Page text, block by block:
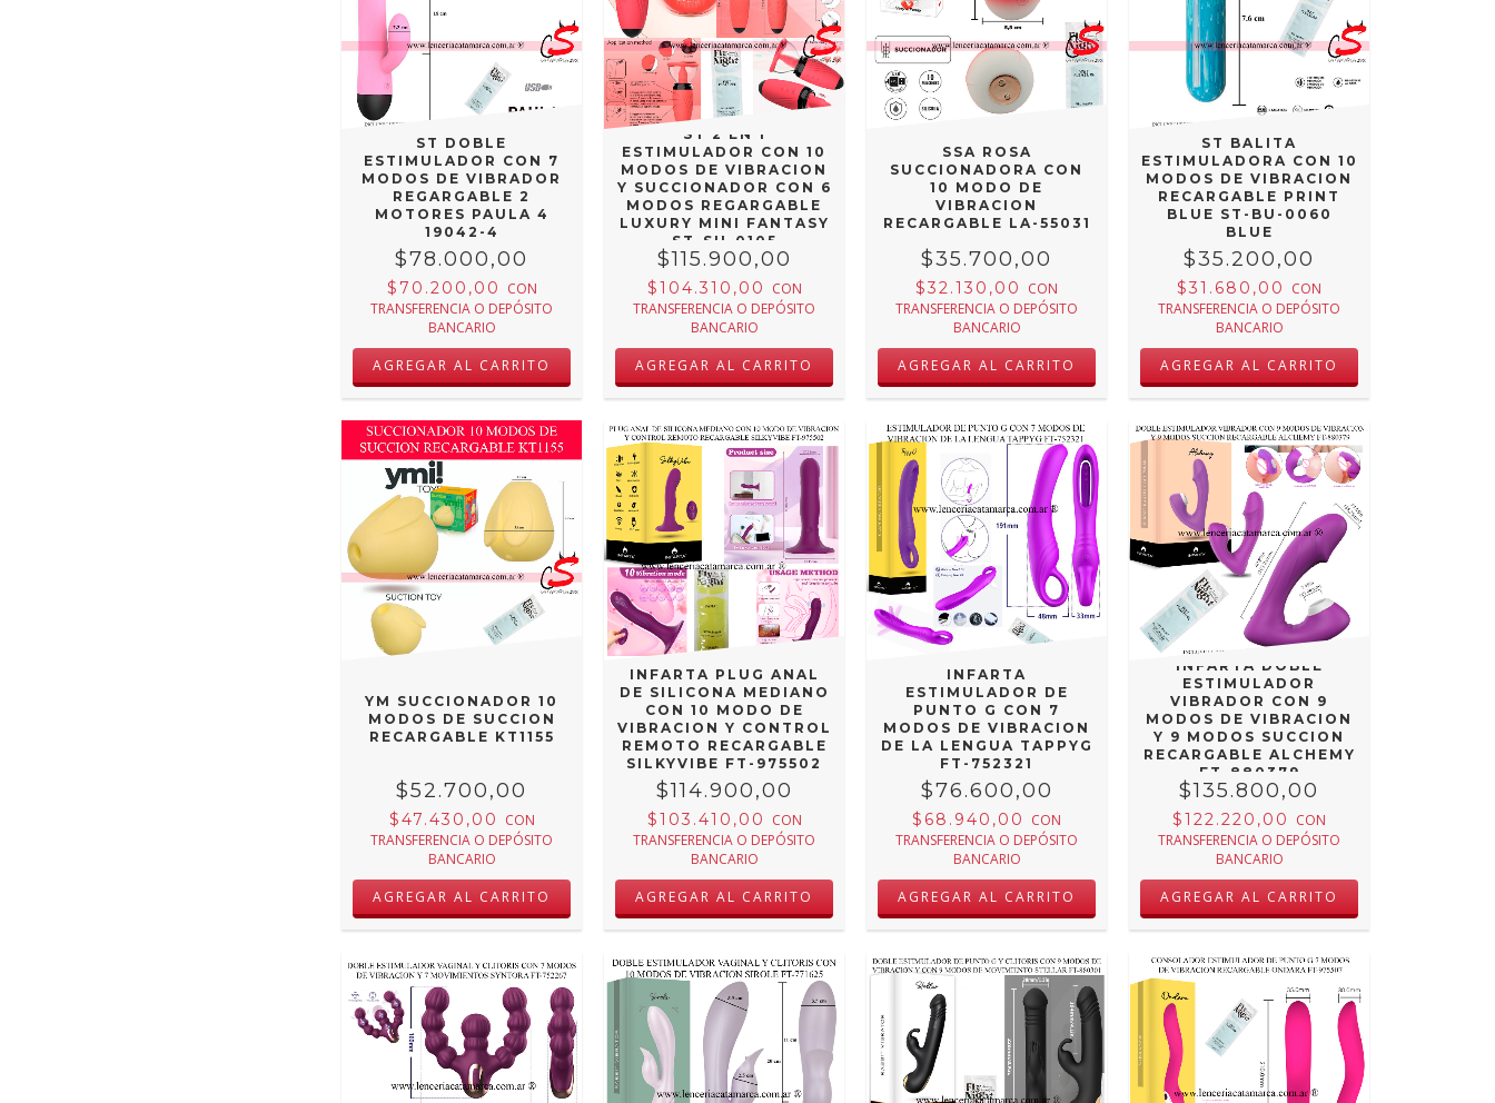
ST DOBLE
ESTIMULADOR CON 7
MODOS DE VIBRADOR
REGARGABLE 2
MOTORES PAULA 4
19042-4
$78.000,00
$70.200,00 CON
TRANSFERENCIA O DEPÓSITO
BANCARIO
ST 2 EN 1
ESTIMULADOR CON 10
MODOS DE VIBRACION
Y SUCCIONADOR CON 6
MODOS REGARGABLE
LUXURY MINI FANTASY
ST-SU-0105
$115.900,00
$104.310,00 CON
TRANSFERENCIA O DEPÓSITO
BANCARIO
SSA ROSA
SUCCIONADORA CON
10 MODO DE
VIBRACION
RECARGABLE LA-55031
$35.700,00
$32.130,00 CON
TRANSFERENCIA O DEPÓSITO
BANCARIO
ST BALITA
ESTIMULADORA CON 10
MODOS DE VIBRACION
RECARGABLE PRINT
BLUE ST-BU-0060
BLUE
$35.200,00
$31.680,00 CON
TRANSFERENCIA O DEPÓSITO
BANCARIO
YM SUCCIONADOR 10
MODOS DE SUCCION
RECARGABLE KT1155
$52.700,00
$47.430,00 CON
TRANSFERENCIA O DEPÓSITO
BANCARIO
INFARTA PLUG ANAL
DE SILICONA MEDIANO
CON 10 MODO DE
VIBRACION Y CONTROL
REMOTO RECARGABLE
SILKYVIBE FT-975502
$114.900,00
$103.410,00 CON
TRANSFERENCIA O DEPÓSITO
BANCARIO
INFARTA
ESTIMULADOR DE
PUNTO G CON 7
MODOS DE VIBRACION
DE LA LENGUA TAPPYG
FT-752321
$76.600,00
$68.940,00 CON
TRANSFERENCIA O DEPÓSITO
BANCARIO
INFARTA DOBLE
ESTIMULADOR
VIBRADOR CON 9
MODOS DE VIBRACION
Y 9 MODOS SUCCION
RECARGABLE ALCHEMY
FT-880379
$135.800,00
$122.220,00 CON
TRANSFERENCIA O DEPÓSITO
BANCARIO